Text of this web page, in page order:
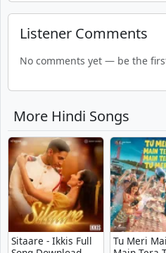
Listener Comments
No comments yet — be the
More Hindi Songs
Sitaare - Ikkis Full
Tu Meri